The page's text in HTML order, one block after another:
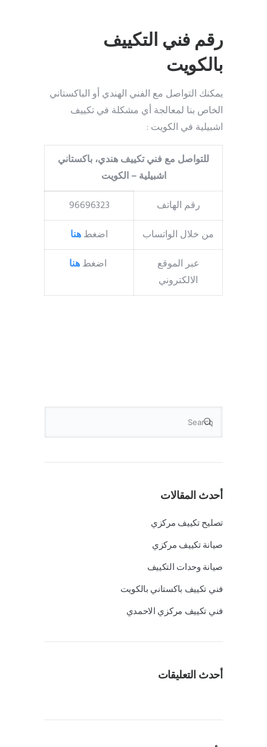
رقم فني التكييف
بالكويت
يمكنك التواصل مع الفني الهندي أو الباكستاني
الخاص بنا لمعالجة أي مشكلة في تكييف
اشبيلية في الكويت :
للتواصل مع فني تكييف هندي، باكستاني
اشبيلية – الكويت
رقم الهاتف
96696323
من خلال الواتساب
اضغطهنا
عبر الموقع
الالكتروني
اضغطهنا
أحدث المقالات
تصليح تكييف مركزي
صيانة تكييف مركزي
صيانة وحدات التكييف
فني تكييف باكستاني بالكويت
فني تكييف مركزي الاحمدي
أحدث التعليقات